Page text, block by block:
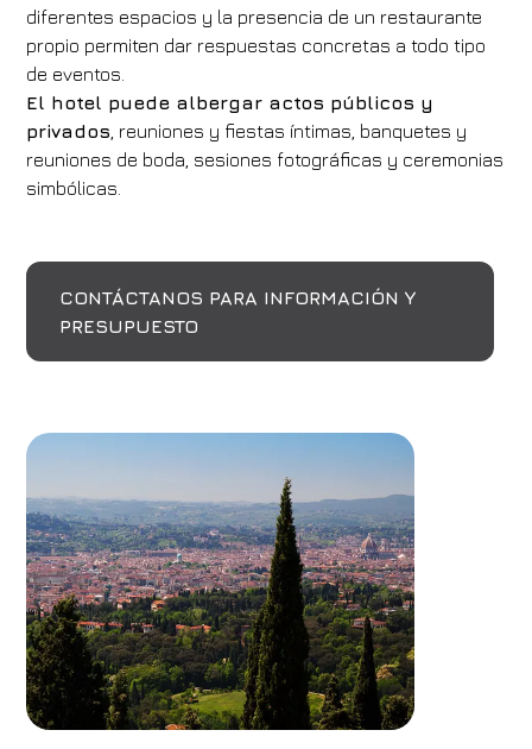
diferentes espacios y la presencia de un restaurante
propio permiten dar respuestas concretas a todo tipo
de eventos.
El hotel puede albergar actos públicos y
privados , reuniones y fiestas íntimas, banquetes y
reuniones de boda, sesiones fotográficas y ceremonias
simbólicas.
CONTÁCTANOS PARA INFORMACIÓN Y
PRESUPUESTO